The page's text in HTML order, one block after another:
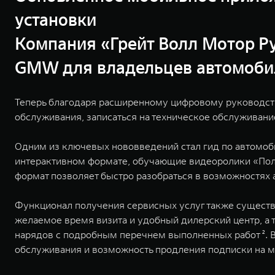
установки
Компания «Грейт Волл Мотор
GMW для владельцев
Теперь благодаря расширенному цифровому
обслуживания, записаться на техническое
Одним из ключевых нововведений стал гид по
интерактивном формате, обучающие видеоролики
формат позволяет быстро разобраться в
Функционал получения сервисных услуг также
желаемое время визита и удобный дилерский центр, а
нарядов с подробным перечнем выполненных работ
обслуживания и возможность продления подписки на